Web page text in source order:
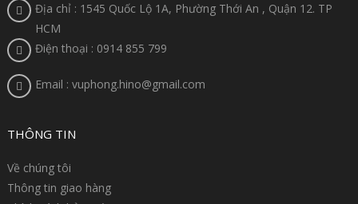
Địa chỉ : 1545 Quốc Lộ 1A, Phường Thới An , Quận 12. TP
HCM
Điện thoại : 0914 855 799
Email : vuphong.hino@gmail.com
THÔNG TIN
Về chúng tôi
Thông tin giao hàng